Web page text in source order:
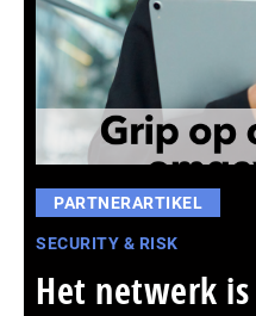
PARTNERARTIKEL
SECURITY & RISK
Het netwerk